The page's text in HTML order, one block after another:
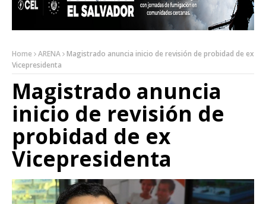
Home ARENA Magistrado anuncia inicio de revisión de probidad de ex
Vicepresidenta
Magistrado anuncia
inicio de revisión de
probidad de ex
Vicepresidenta